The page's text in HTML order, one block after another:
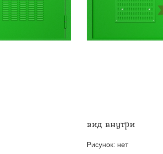
вид внутри
Рисунок: нет